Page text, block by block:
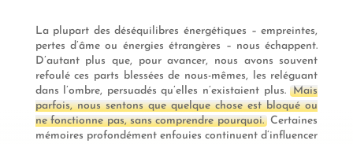
La plupart des déséquilibres énergétiques – empreintes,
pertes d’âme ou énergies étrangères – nous échappent.
D’autant plus que, pour avancer, nous avons souvent
refoulé ces parts blessées de nous-mêmes, les reléguant
dans l’ombre, persuadés qu’elles n’existaient plus. Mais
parfois, nous sentons que quelque chose est bloqué ou
ne fonctionne pas, sans comprendre pourquoi. Certaines
mémoires profondément enfouies continuent d’influencer